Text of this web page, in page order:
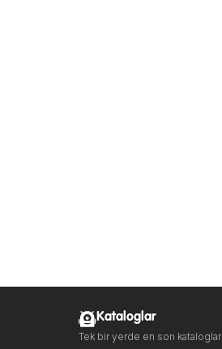
Kataloglar
Tek bir yerde en son kataloglar